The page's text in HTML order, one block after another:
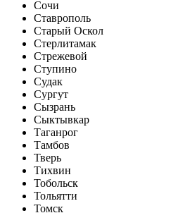
Сочи
Ставрополь
Старый Оскол
Стерлитамак
Стрежевой
Ступино
Судак
Сургут
Сызрань
Сыктывкар
Таганрог
Тамбов
Тверь
Тихвин
Тобольск
Тольятти
Томск